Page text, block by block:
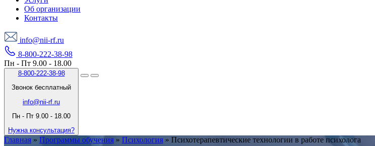
Об организации
Контакты
info@nii-rf.ru
8-800-222-38-98
Пн - Пт 9.00 - 18.00
8-800-222-38-98
Звонок бесплатный
info@nii-rf.ru
Пн - Пт 9.00 - 18.00
Нужна консультация?
Главная » Программы обучения » Психология » Психотерапевтические технологии в работе психолога